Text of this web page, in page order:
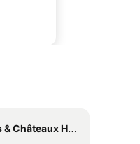
Hotel am Wagram